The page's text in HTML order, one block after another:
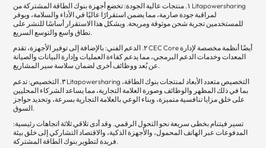
١. منتجات عالية الجودة: تخضع أجهزة بنوك الطاقة المشتركة من Litapowersharing
لمراقبة جودة صارمة، مما يضمن استقرارًا عاليًا في الأداء والسلامة، ويوفر
للمستخدمين تجربة شحن موثوقة ومريحة. ويشكل هذا الاستقرار أساسًا للنشر على
٢. الدعم الفني: بالإضافة إلى توفير الأجهزة، تقدم CEC Core أيضًا أنظمة مخصصة لإدارة
المعدات وخدمات الدعم البرمجي، مما يدعم كفاءة العمليات وإدارة البيانات والصيانة
عن بُعد ووظائف أخرى لضمان سلاسة سير المشاريع.
٣. التخصيص: تدعم Litapowersharing التخصيص متعدد الأبعاد لمنتجات بنوك الطاقة،
بما في ذلك المظهر والوظائف وصورة العلامة التجارية، مما يساعد الشركاء المحليين
على خلق مزايا تنافسية متميزة، وبناء الوعي بالعلامة التجارية بسرعة، وتحديد حواجز
تسير فيتنام بخطى سريعة نحو التحول الرقمي. وقد أدى تلاقي ثلاثة اتجاهات رئيسية:
المدفوعات عبر الهاتف المحمول، والأجهزة الذكية، والاقتصاد التشاركي إلى خلق بيئة
فريدة لتطوير بنوك الطاقة المشتركة.